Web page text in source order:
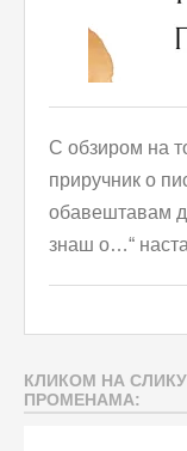
С обзиром на
приручник о
обавештавам
знаш о…“
КЛИКОМ НА
ПРОМЕНАМА: